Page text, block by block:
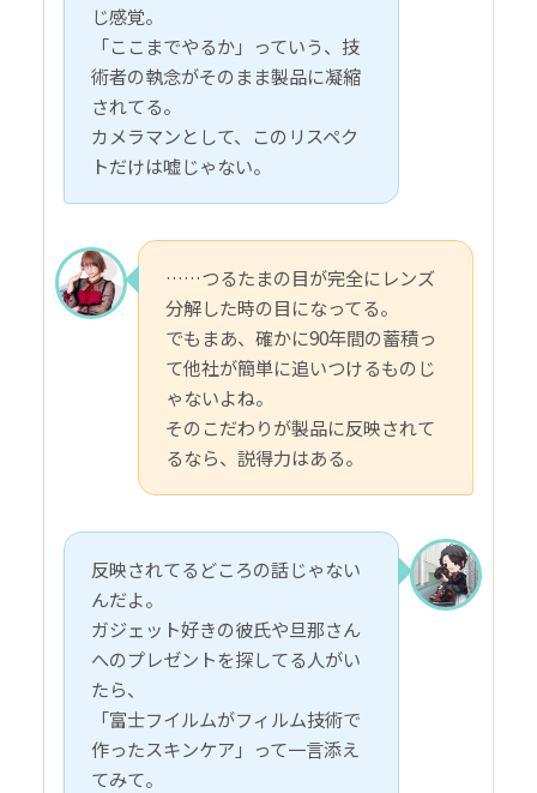
じ感覚。
「ここまでやるか」っていう、技
術者の執念がそのまま製品に凝縮
されてる。
カメラマンとして、このリスペク
トだけは嘘じゃない。
……つるたまの目が完全にレンズ
分解した時の目になってる。
でもまあ、確かに90年間の蓄積っ
て他社が簡単に追いつけるものじ
ゃないよね。
そのこだわりが製品に反映されて
るなら、説得力はある。
反映されてるどころの話じゃない
んだよ。
ガジェット好きの彼氏や旦那さん
へのプレゼントを探してる人がい
たら、
「富士フイルムがフィルム技術で
作ったスキンケア」って一言添え
てみて。